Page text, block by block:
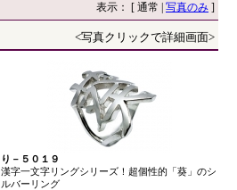
表示： [ 通常 | 写真のみ ]
<写真クリックで詳細画面>
り－５０１９
漢字一文字リングシリーズ！超個性的「葵」のシ
ルバーリング